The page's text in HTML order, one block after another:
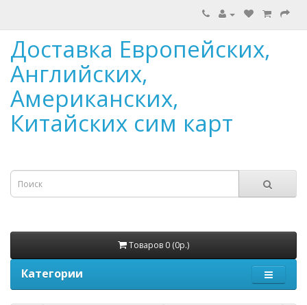
Доставка Европейских,
Английских,
Американских,
Китайских сим карт
Товаров 0 (0р.)
Категории